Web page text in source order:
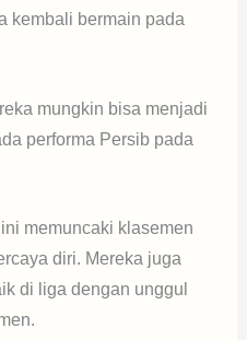
kembali bermain pada
mungkin bisa menjadi
performa Persib pada
memuncaki klasemen
diri. Mereka juga
di liga dengan unggul